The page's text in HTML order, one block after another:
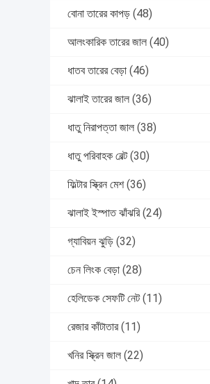
বোনা তারের কাপড় (48)
আলংকারিক তারের জাল (40)
ধাতব তারের বেড়া (46)
ঝালাই তারের জাল (36)
ধাতু নিরাপত্তা জাল (38)
ধাতু পরিবাহক বেল্ট (30)
ফিল্টার স্ক্রিন মেশ (36)
ঝালাই ইস্পাত ঝাঁঝরি (24)
গ্যাবিয়ন ঝুড়ি (32)
চেন লিংক বেড়া (28)
হেলিডেক সেফটি নেট (11)
রেজার কাঁটাতার (11)
খনির স্ক্রিন জাল (22)